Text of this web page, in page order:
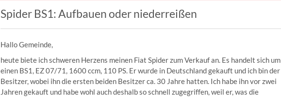
Spider BS1: Aufbauen oder niederreißen
Hallo Gemeinde,
heute biete ich schweren Herzens meinen Fiat Spider zum Verkauf an. Es handelt sich um
einen BS1, EZ 07/71, 1600 ccm, 110 PS. Er wurde in Deutschland gekauft und ich bin der
Besitzer, wobei ihn die ersten beiden Besitzer ca. 30 Jahre hatten. Ich habe ihn vor zwei
Jahren gekauft und habe wohl auch deshalb so schnell zugegriffen, weil er, was die